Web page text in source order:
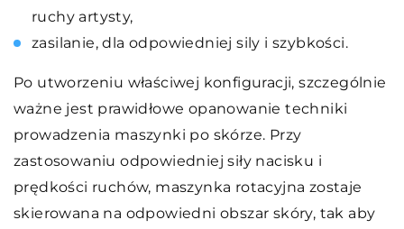
ruchy artysty,
zasilanie, dla odpowiedniej sily i szybkości.
Po utworzeniu właściwej konfiguracji, szczególnie
ważne jest prawidłowe opanowanie techniki
prowadzenia maszynki po skórze. Przy
zastosowaniu odpowiedniej siły nacisku i
prędkości ruchów, maszynka rotacyjna zostaje
skierowana na odpowiedni obszar skóry, tak aby